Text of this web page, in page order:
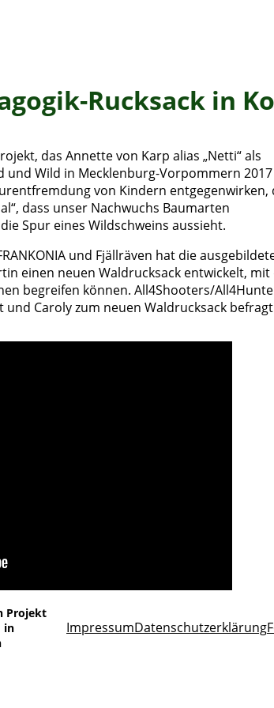
Rucksack in
das Annette von Karp alias „Netti“ als
Wild in Mecklenburg-Vorpommern
von Kindern entgegenwirken,
dass unser Nachwuchs Baumarten
Spur eines Wildschweins aussieht.
und Fjällräven hat die
einen neuen Waldrucksack entwickelt, mit
begreifen können. All4Shooters/
Caroly zum neuen Waldrucksack
Projekt
in
ImpressumDatenschutzerklärung